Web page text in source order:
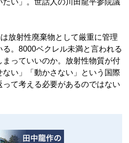
放射性廃棄物として厳重に管理
。8000ベクレル未満と言われる
っていいのか。放射性物質が付
い」「動かさない」という国際
て考える必要があるのではない